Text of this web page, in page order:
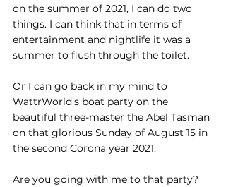
on the summer of 2021, I can do two
things. I can think that in terms of
entertainment and nightlife it was a
summer to flush through the toilet.
Or I can go back in my mind to
WattrWorld's boat party on the
beautiful three-master the Abel Tasman
on that glorious Sunday of August 15 in
the second Corona year 2021.
Are you going with me to that party?